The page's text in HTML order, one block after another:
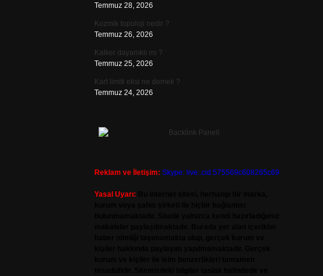
Temmuz 28, 2026
Kozmik topoloji nedir ?
Temmuz 26, 2026
Kalker dayanıklı mı ?
Temmuz 25, 2026
Kart limiti eksi ne demek ?
Temmuz 24, 2026
Reklam ve İletişim: Skype: live:.cid.575569c608265c69
Yasal Uyarı: